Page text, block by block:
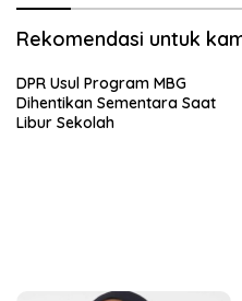
Rekomendasi untuk
DPR Usul Program MBG
Dihentikan Sementara Saat
Libur Sekolah